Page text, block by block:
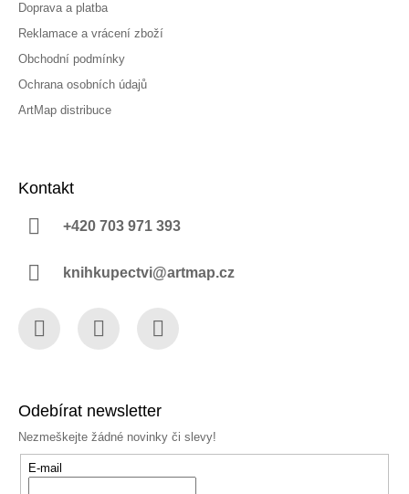
Doprava a platba
Reklamace a vrácení zboží
Obchodní podmínky
Ochrana osobních údajů
ArtMap distribuce
Kontakt
+420 703 971 393
knihkupectvi@artmap.cz
Odebírat newsletter
Nezmeškejte žádné novinky či slevy!
E-mail